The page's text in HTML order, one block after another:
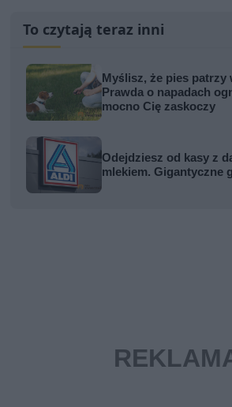
To czytają teraz inni
Myślisz, że pies patrzy
Prawda o napadach
mocno Cię zaskoczy
Odejdziesz od kasy z
mlekiem. Gigantyczne